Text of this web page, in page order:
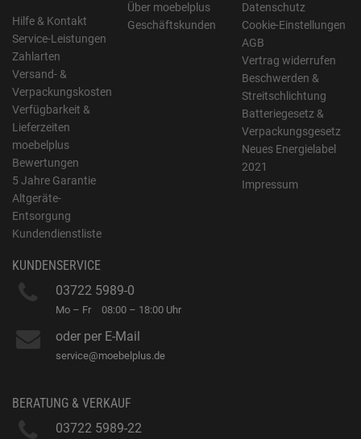
Hilfe & Kontakt
Service-Leistungen
Zahlarten
Versand- &
Verpackungskosten
Verfügbarkeit &
Lieferzeiten
moebelplus
Bewertungen
5 Jahre Garantie
Altgeräte-
Entsorgung
Kundendienstliste
Über moebelplus
Geschäftskunden
Datenschutz
Cookie-Einstellungen
AGB
Vertrag widerrufen
Beschwerden &
Streitschlichtung
Batteriegesetz &
Verpackungsgesetz
Neues Energielabel
2021
Impressum
KUNDENSERVICE
03722 5989-0
Mo – Fr 08:00 – 18:00 Uhr
oder per E-Mail
service@moebelplus.de
BERATUNG & VERKAUF
03722 5989-22